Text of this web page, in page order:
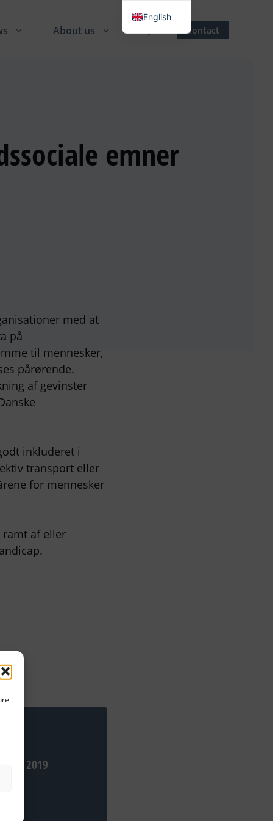
About us Contact
emner
med at
på
til mennesker,
pårørende.
af gevinster
inkluderet i
transport eller
for mennesker
ramt af eller
2019
English
Danish